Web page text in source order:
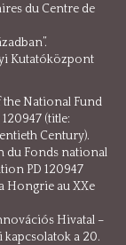
du Centre de
Kutatóközpont
the National Fund
(title:
Century).
du Fonds national
PD 120947
Hongrie au XXe
Hivatal –
a 20.